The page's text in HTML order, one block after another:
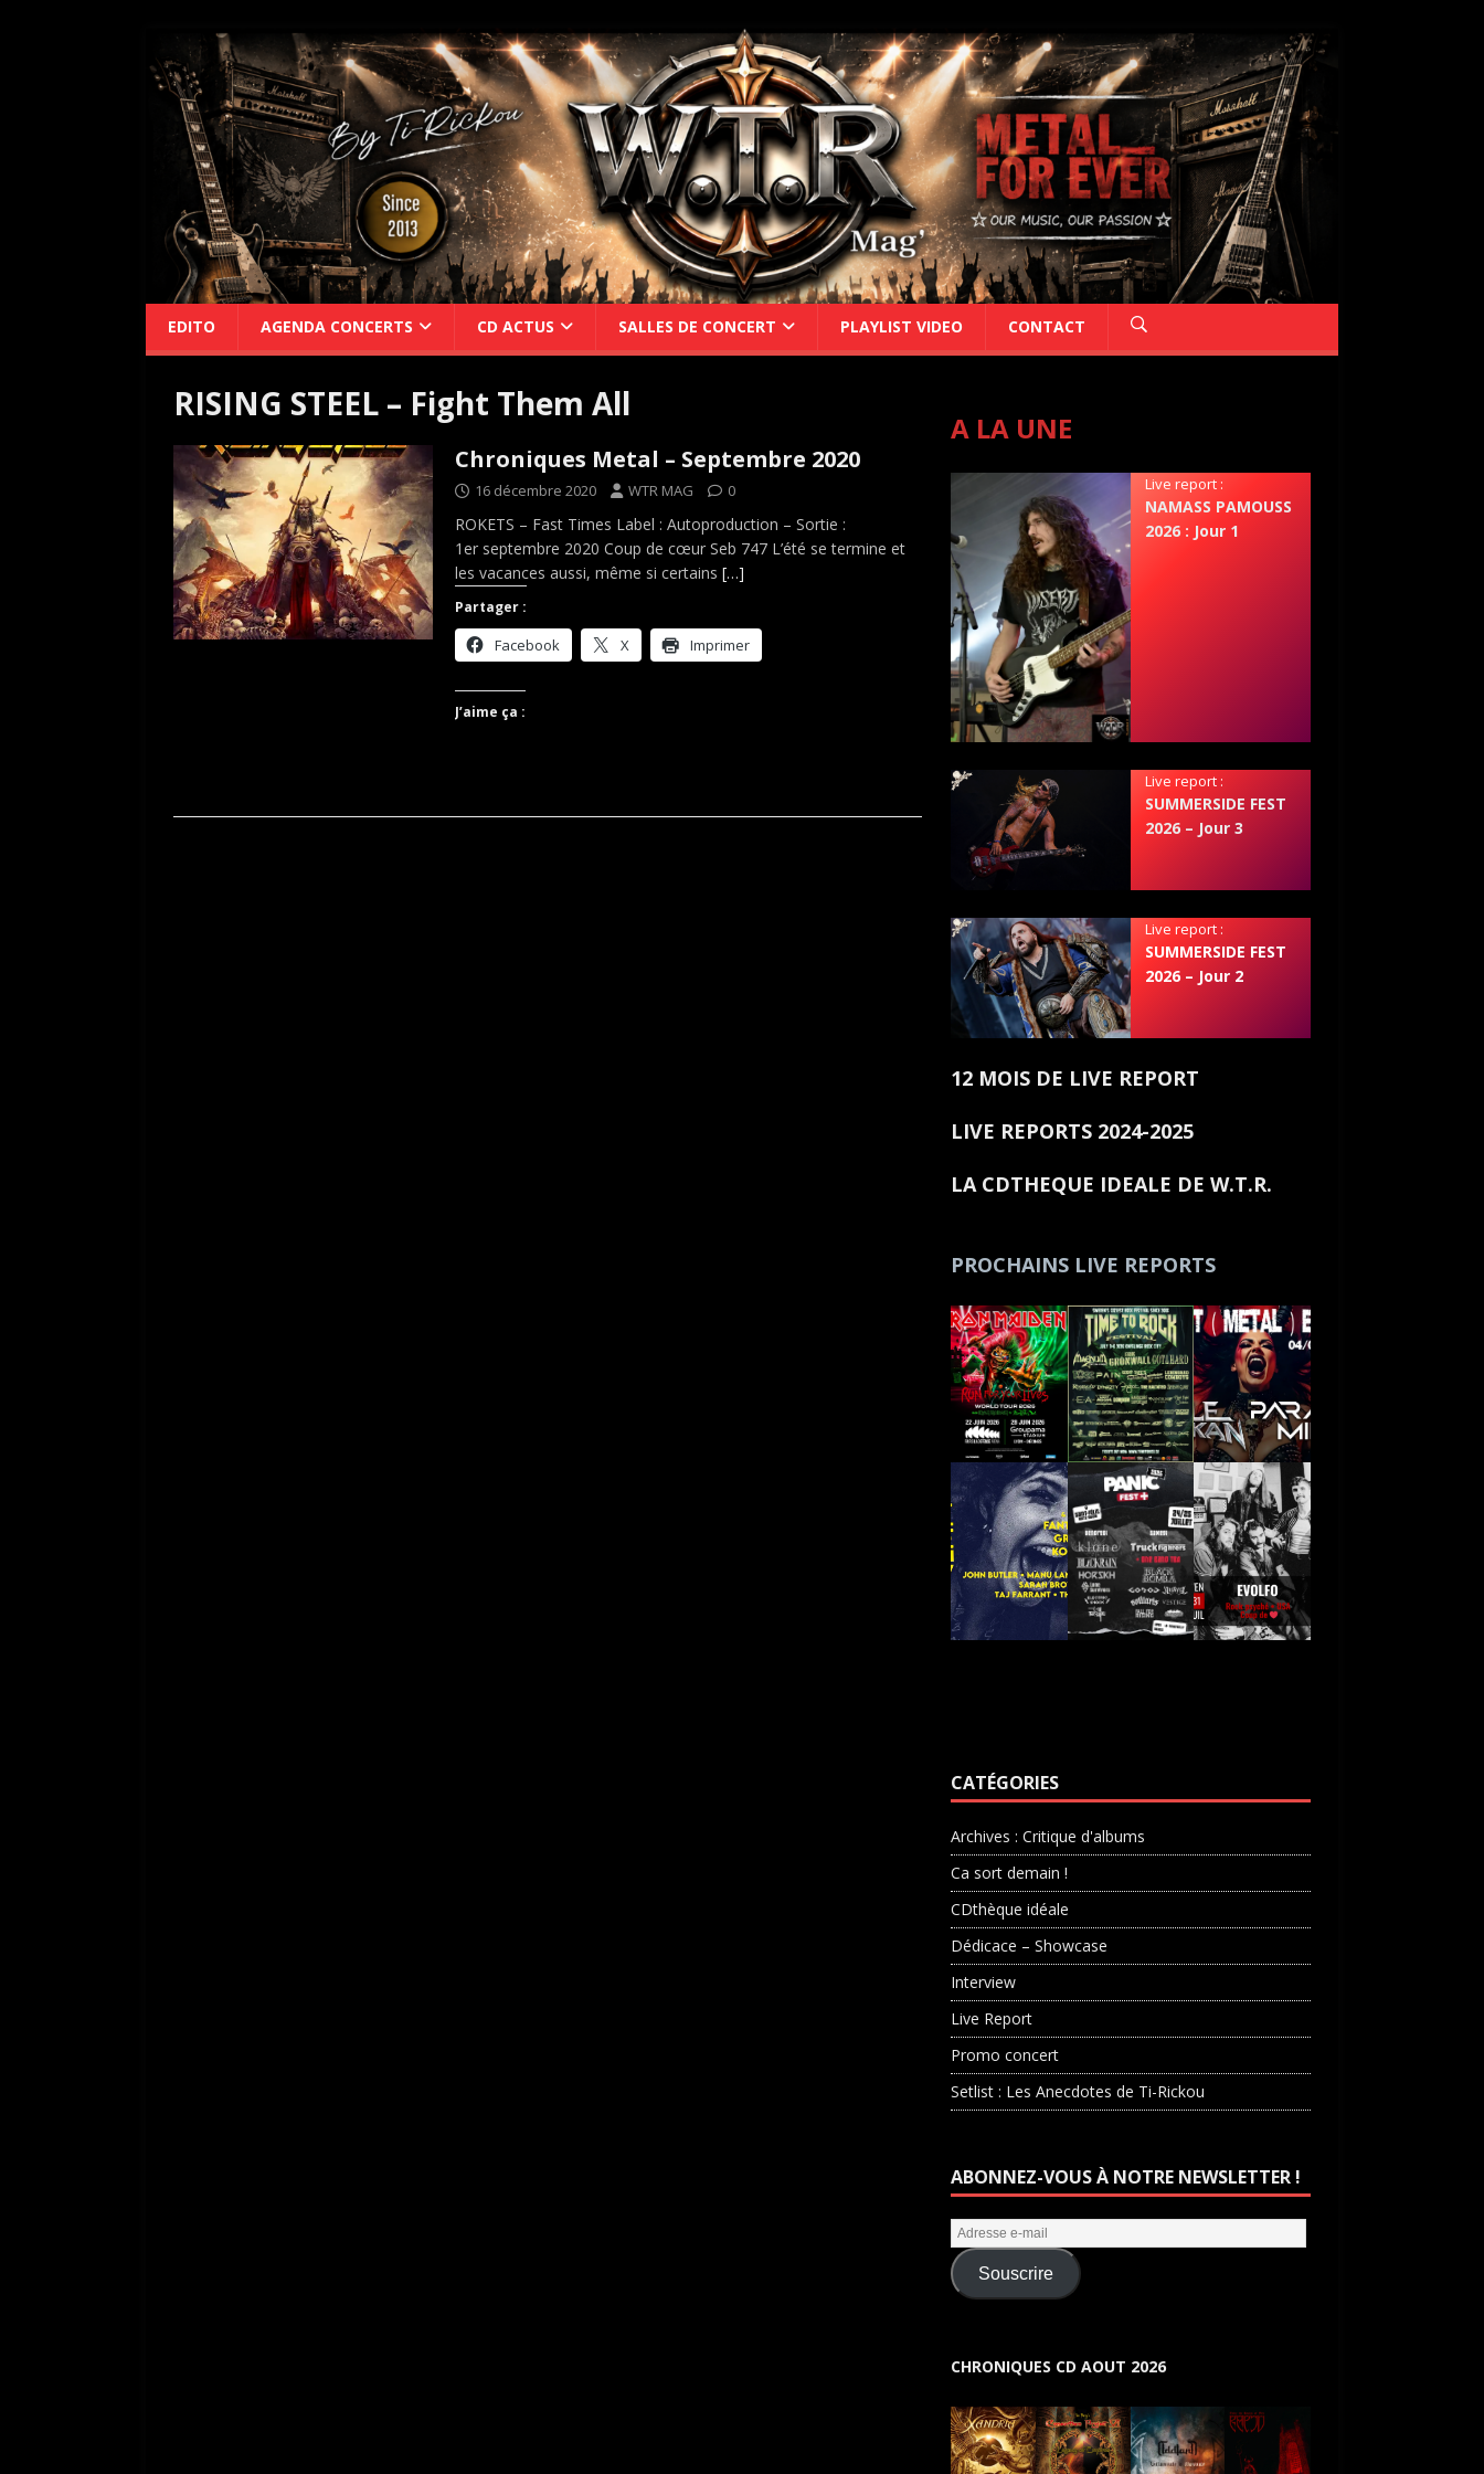
EDITO AGENDA CONCERTS CD ACTUS SALLES DE CONCERT PLAYLIST VIDEO CONTACT
RISING STEEL – Fight Them All
Chroniques Metal – Septembre 2020
16 décembre 2020 WTR MAG 0
ROKETS – Fast Times Label : Autoproduction – Sortie :
1er septembre 2020 Coup de cœur Seb 747 L’été se termine et
les vacances aussi, même si certains […]
Partager :
Facebook X Imprimer
J’aime ça :
A LA UNE
Live report :
NAMASS PAMOUSS
2026 : Jour 1
Live report :
SUMMERSIDE FEST
2026 – Jour 3
Live report :
SUMMERSIDE FEST
2026 – Jour 2
12 MOIS DE LIVE REPORT
LIVE REPORTS 2024-2025
LA CDTHEQUE IDEALE DE W.T.R.
PROCHAINS LIVE REPORTS
CATÉGORIES
Archives : Critique d'albums
Ca sort demain !
CDthèque idéale
Dédicace – Showcase
Interview
Live Report
Promo concert
Setlist : Les Anecdotes de Ti-Rickou
ABONNEZ-VOUS À NOTRE NEWSLETTER !
Souscrire
CHRONIQUES CD AOUT 2026